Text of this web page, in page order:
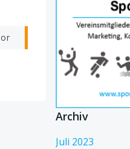
Archiv
Juli 2023